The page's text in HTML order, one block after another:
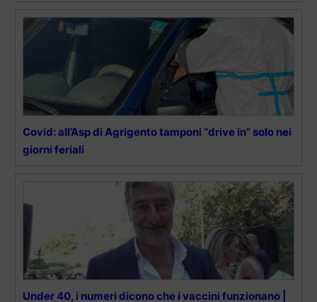
Covid: all’Asp di Agrigento tamponi “drive in” solo nei
giorni feriali
Under 40, i numeri dicono che i vaccini funzionano |